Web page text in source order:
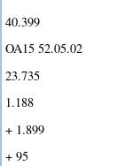
40.399
OA15 52.05.02
23.735
1.188
+ 1.899
+ 95